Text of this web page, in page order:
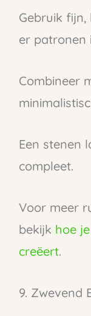
Gebruik
er patronen
Combineer
Een stenen
compleet.
Voor meer
bekijk hoe
creëert.
9. Zwevend